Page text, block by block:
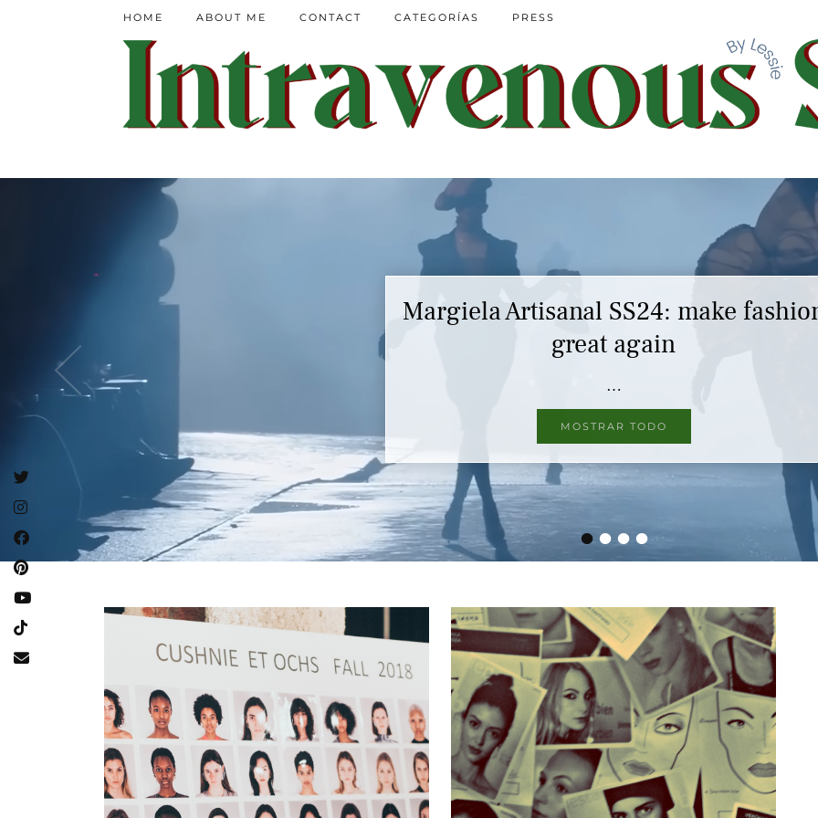
HOME ABOUT ME CONTACT CATEGORÍAS PRESS
••••
Margiela Artisanal SS24: make
great again
…
MOSTRAR TODO